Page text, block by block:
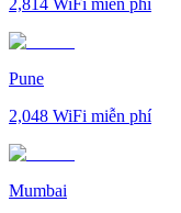
Pune
2,048 WiFi miễn phí
Mumbai